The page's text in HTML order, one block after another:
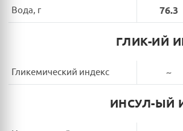
Вода, г 76.3
ГЛИК-ИЙ
Гликемический индекс ~
ИНСУЛ-ЫЙ